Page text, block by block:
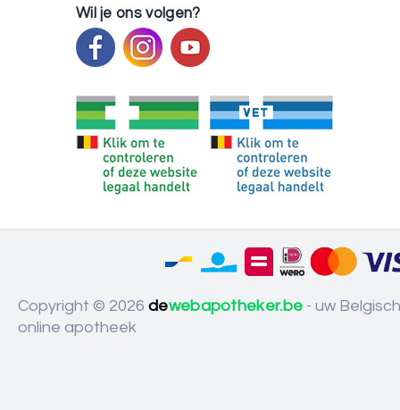
Wil je ons volgen?
Copyright © 2026 dewebapotheker.be - uw
online apotheek